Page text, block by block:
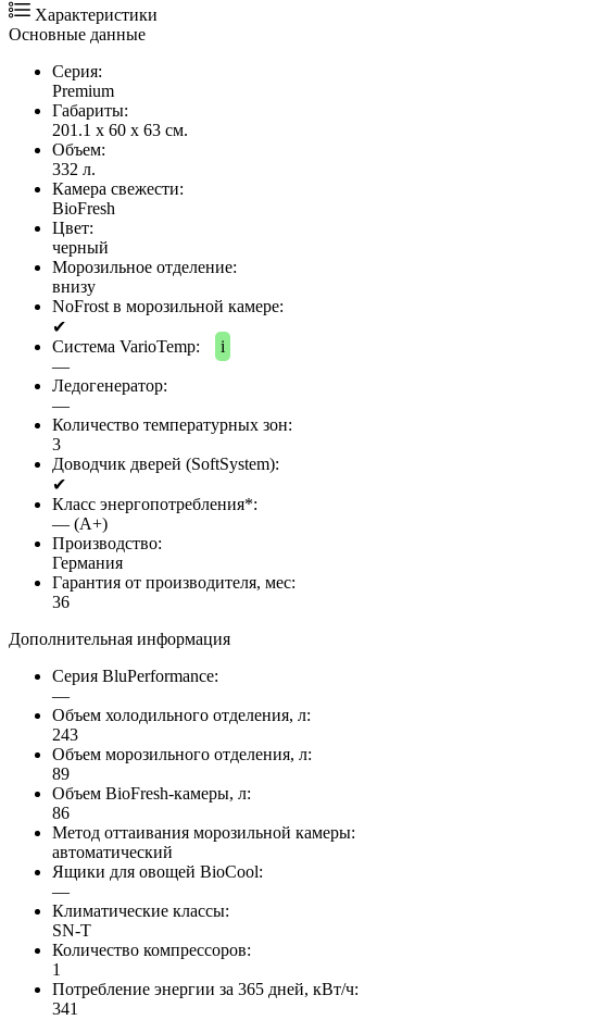
Характеристики
Основные данные
Серия:
Premium
Габариты:
201.1 x 60 x 63 см.
Объем:
332 л.
Камера свежести:
BioFresh
Цвет:
черный
Морозильное отделение:
внизу
NoFrost в морозильной камере:
✔
Система VarioTemp:
i
—
Ледогенератор:
—
Количество температурных зон:
3
Доводчик дверей (SoftSystem):
✔
Класс энергопотребления*:
— (A+)
Производство:
Германия
Гарантия от производителя, мес:
36
Дополнительная информация
Серия BluPerformance:
—
Объем холодильного отделения, л:
243
Объем морозильного отделения, л:
89
Объем BioFresh-камеры, л:
86
Метод оттаивания морозильной камеры:
автоматический
Ящики для овощей BioCool:
—
Климатические классы:
SN-T
Количество компрессоров:
1
Потребление энергии за 365 дней, кВт/ч:
341